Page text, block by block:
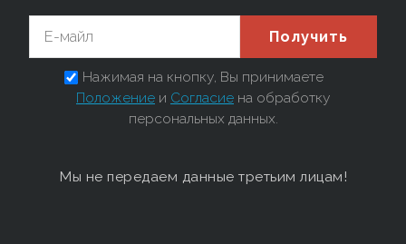
Получить
Нажимая на кнопку, Вы принимаете
Положение и Согласие на обработку
персональных данных.
Мы не передаем данные третьим лицам!